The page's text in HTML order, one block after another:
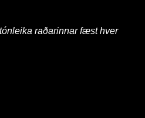
raðarinnar fæst hver